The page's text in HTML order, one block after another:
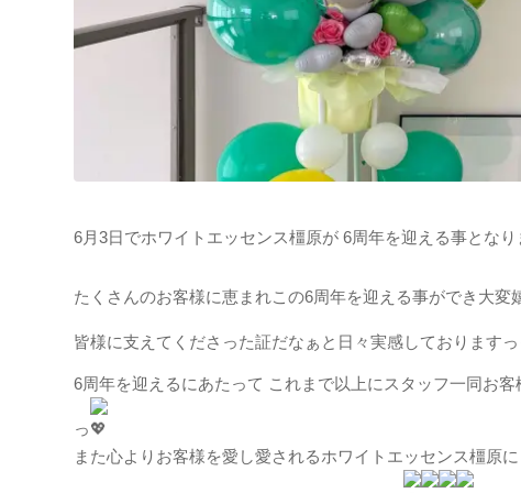
6月3日でホワイトエッセンス橿原が 6周年を迎える事とな
たくさんのお客様に恵まれこの6周年を迎える事ができ大変
皆様に支えてくださった証だなぁと日々実感しておりますっ
6周年を迎えるにあたって これまで以上にスタッフ一同お
っ
また心よりお客様を愛し愛されるホワイトエッセンス橿原